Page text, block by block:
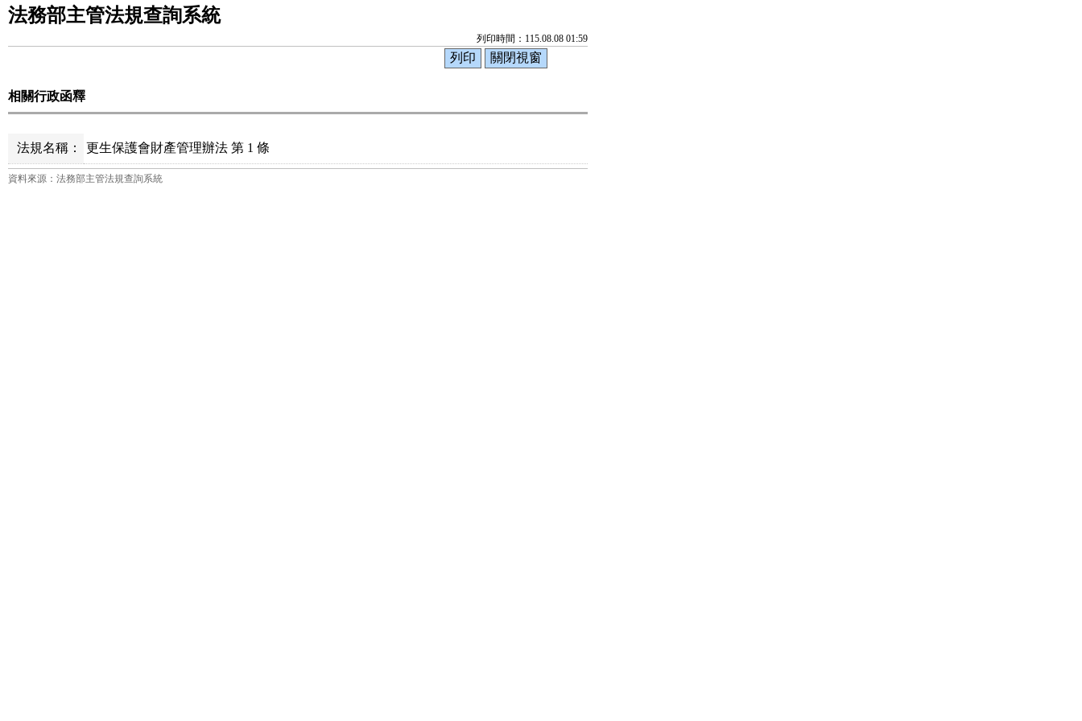
法務部主管法規查詢系統
列印時間：115.08.08 01:59
相關行政函釋
法規名稱： 更生保護會財產管理辦法 第 1 條
資料來源：法務部主管法規查詢系統